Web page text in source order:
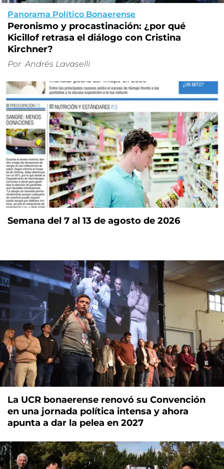
Panorama Político Bonaerense
Peronismo y procastinación: ¿por qué
Kicillof retrasa el diálogo con Cristina
Kirchner?
Por Andrés Lavaselli
Semana del 7 al 13 de agosto de 2026
La UCR bonaerense renovó su Convención
en una jornada política intensa y ahora
apunta a dar la pelea en 2027